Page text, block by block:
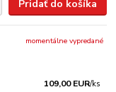
Pridať do košíka
109,00 EUR/ks
momentálne vypredané